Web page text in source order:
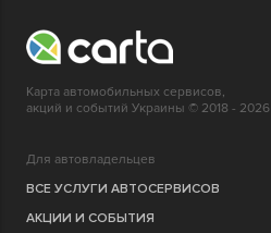
Карта автомобильных сервисов,
акций и событий Украины © 2018 - 2026
Для автовладельцев
ВСЕ УСЛУГИ АВТОСЕРВИСОВ
АКЦИИ И СОБЫТИЯ